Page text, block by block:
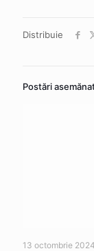
Distribuie
Postări
13 octombrie 2024